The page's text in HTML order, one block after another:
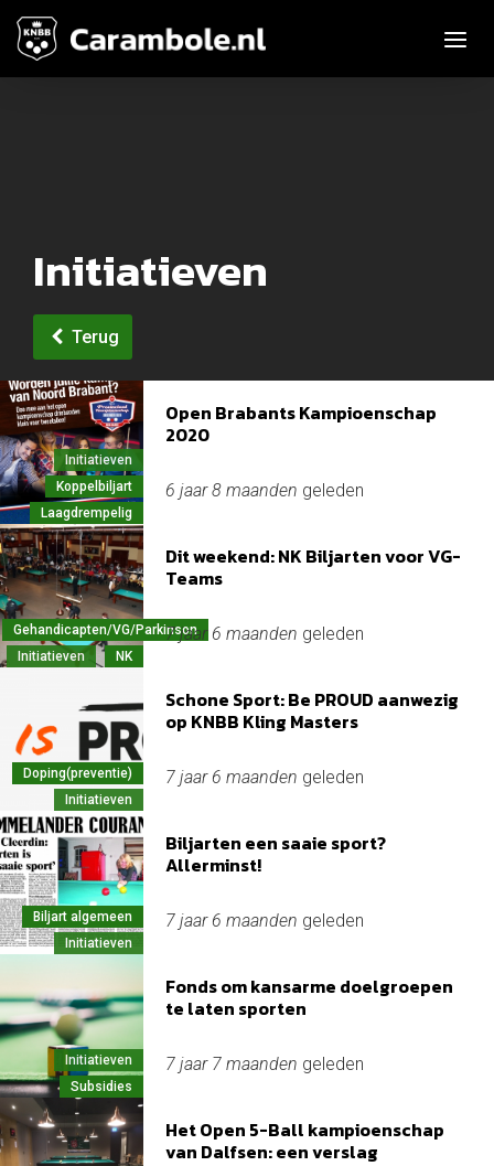
Initiatieven
Terug
Initiatieven
Koppelbiljart
Laagdrempelig
Open Brabants Kampioenschap
2020
6 jaar 8 maanden geleden
Gehandicapten/VG/Parkinson
Initiatieven
NK
Dit weekend: NK Biljarten voor VG-
Teams
7 jaar 6 maanden geleden
Doping(preventie)
Initiatieven
Schone Sport: Be PROUD aanwezig
op KNBB Kling Masters
7 jaar 6 maanden geleden
Biljart algemeen
Initiatieven
Biljarten een saaie sport?
Allerminst!
7 jaar 6 maanden geleden
Initiatieven
Subsidies
Fonds om kansarme doelgroepen
te laten sporten
7 jaar 7 maanden geleden
Het Open 5-Ball kampioenschap
van Dalfsen: een verslag